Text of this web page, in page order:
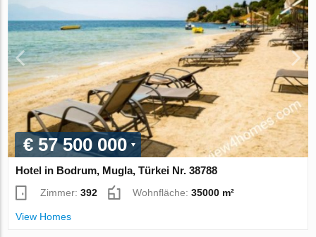
€ 57 500 000
Hotel in Bodrum, Mugla, Türkei Nr. 38788
Zimmer:392 Wohnfläche:35000 m²
View Homes